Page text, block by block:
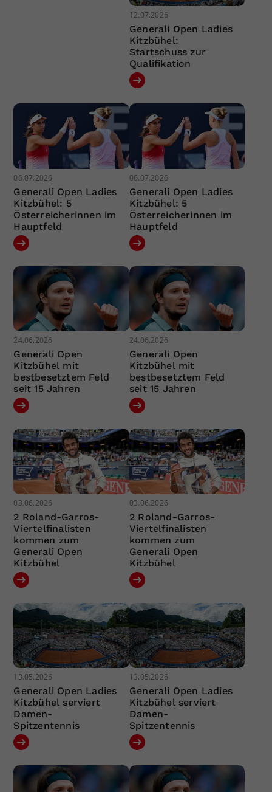
12.07.2026
Generali Open Ladies
Kitzbühel:
Startschuss zur
Qualifikation
06.07.2026
Generali Open Ladies
Kitzbühel: 5
Österreicherinnen im
Hauptfeld
06.07.2026
Generali Open Ladies
Kitzbühel: 5
Österreicherinnen im
Hauptfeld
24.06.2026
Generali Open
Kitzbühel mit
bestbesetztem Feld
seit 15 Jahren
24.06.2026
Generali Open
Kitzbühel mit
bestbesetztem Feld
seit 15 Jahren
03.06.2026
2 Roland-Garros-
Viertelfinalisten
kommen zum
Generali Open
Kitzbühel
03.06.2026
2 Roland-Garros-
Viertelfinalisten
kommen zum
Generali Open
Kitzbühel
13.05.2026
Generali Open Ladies
Kitzbühel serviert
Damen-
Spitzentennis
13.05.2026
Generali Open Ladies
Kitzbühel serviert
Damen-
Spitzentennis